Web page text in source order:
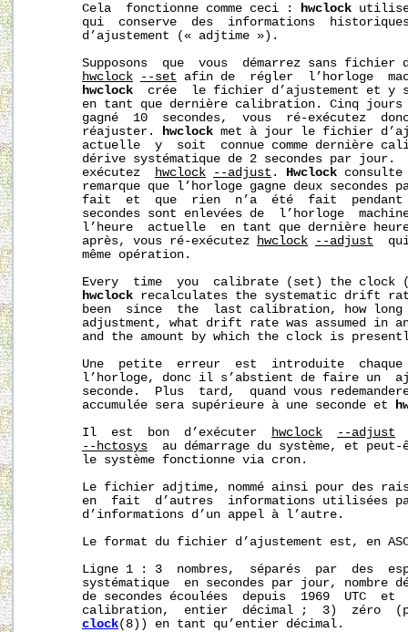
       Cela  fonctionne comme ceci :
hwclock
qui  conserve  des  informations
       d’ajustement (« adjtime »).
Supposons  que  vous  démarrez sans fichier
hwclock
--set afin de  régler  l’horloge
hwclock
crée  le fichier d’ajustement et y
en tant que dernière calibration. Cinq
gagné  10  secondes,  vous  ré-exécutez
       réajuster.
hwclock met à jour le fichier
actuelle  y  soit  connue comme dernière
dérive systématique de 2 secondes par jour.
       exécutez
hwclock --adjust . Hwclock
remarque que l’horloge gagne deux secondes
fait  et  que  rien  n’a  été  fait
secondes sont enlevées de  l’horloge
l’heure  actuelle  en tant que dernière
       après, vous ré-exécutez
hwclock --adjust
       même opération.
Every  time  you  calibrate (set) the clock
hwclock recalculates the systematic drift
been  since  the  last calibration, how
adjustment, what drift rate was assumed in
and the amount by which the clock is
Une  petite  erreur  est  introduite
l’horloge, donc il s’abstient de faire un
seconde.  Plus  tard,  quand vous
       accumulée sera supérieure à une seconde et
       Il  est  bon  d’exécuter
hwclock --adjust
--hctosys
au démarrage du système, et
       le système fonctionne via cron.
Le fichier adjtime, nommé ainsi pour des
en  fait  d’autres  informations utilisées
       d’informations d’un appel à l’autre.
Le format du fichier d’ajustement est, en
Ligne 1 : 3  nombres,  séparés  par  des
systématique  en secondes par jour, nombre
de secondes écoulées  depuis  1969  UTC  et
calibration,  entier  décimal ;  3)  zéro
clock(8)) en tant qu’entier décimal.